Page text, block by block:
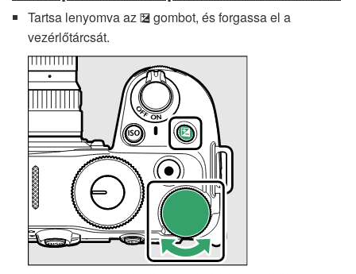
Tartsa lenyomva az E gombot, és forgassa el a
vezérlőtárcsát.